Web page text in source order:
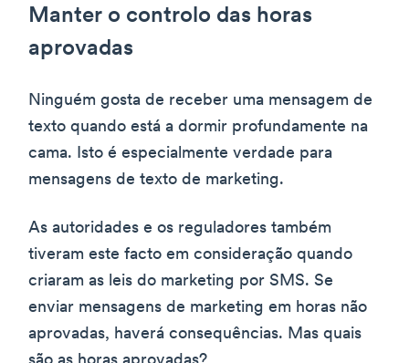
Manter o controlo das horas
aprovadas
Ninguém gosta de receber uma mensagem de
texto quando está a dormir profundamente na
cama. Isto é especialmente verdade para
mensagens de texto de marketing.
As autoridades e os reguladores também
tiveram este facto em consideração quando
criaram as leis do marketing por SMS. Se
enviar mensagens de marketing em horas não
aprovadas, haverá consequências. Mas quais